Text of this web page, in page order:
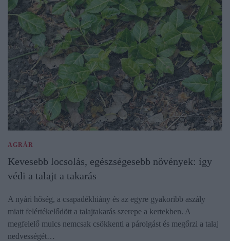
AGRÁR
Kevesebb locsolás, egészségesebb növények: így
védi a talajt a takarás
A nyári hőség, a csapadékhiány és az egyre gyakoribb aszály
miatt felértékelődött a talajtakarás szerepe a kertekben. A
megfelelő mulcs nemcsak csökkenti a párolgást és megőrzi a talaj
nedvességét…